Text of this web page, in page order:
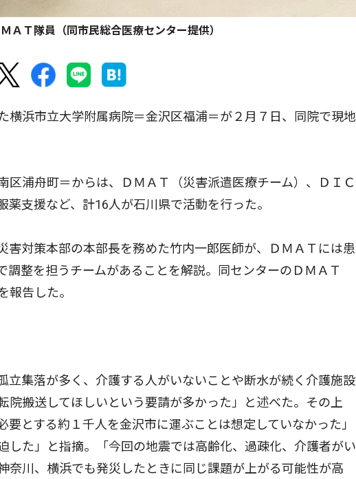
ＡＴ隊員（同市民総合医療センター提供）
浜市立大学附属病院＝金沢区福浦＝が２月７日、同院で現地
浦舟町＝からは、ＤＭＡＴ（災害派遣医療チーム）、ＤＩＣ
支援など、計16人が石川県で活動を行った。
対策本部の本部長を務めた竹内一郎医師が、ＤＭＡＴには患
整を担うチームがあることを解説。同センターのＤＭＡＴ
報告した。
集落が多く、介護する人がいないことや断水が続く介護施設
院搬送してほしいという要請が多かった」と述べた。その上
とする約１千人を金沢市に運ぶことは想定していなかった」
した」と指摘。「今回の地震では高齢化、過疎化、介護者がい
奈川、横浜でも発災したときに同じ課題が上がる可能性が高